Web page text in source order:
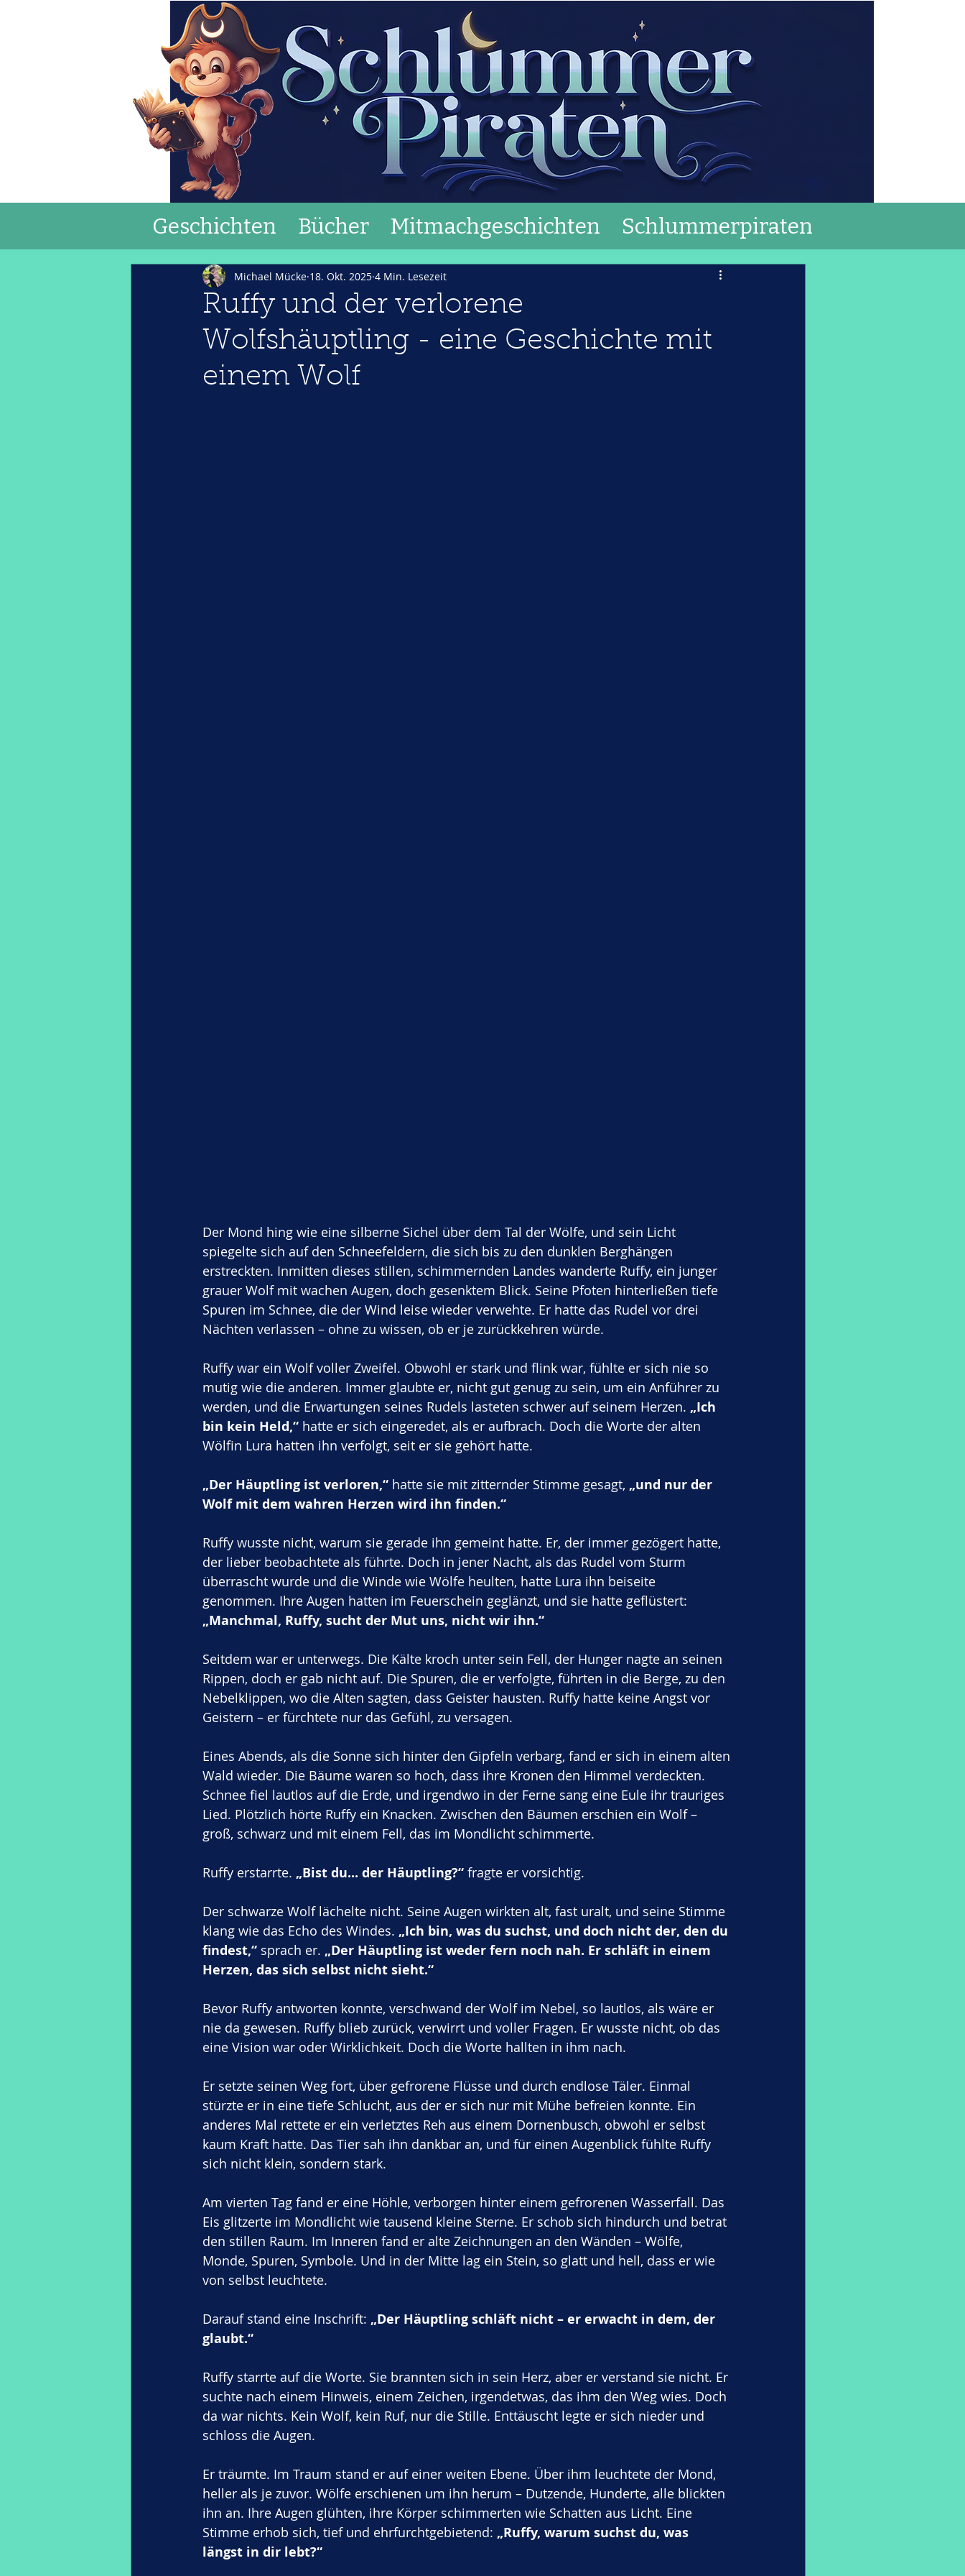
Geschichten Bücher Mitmachgeschichten Schlummerpiraten
Ruffy und der verlorene
Wolfshäuptling - eine Geschichte mit
einem Wolf
Michael Mücke 18. Okt. 2025 4 Min. Lesezeit
Der Mond hing wie eine silberne Sichel über dem Tal der Wölfe, und sein Licht
spiegelte sich auf den Schneefeldern, die sich bis zu den dunklen Berghängen
erstreckten. Inmitten dieses stillen, schimmernden Landes wanderte Ruffy, ein junger
grauer Wolf mit wachen Augen, doch gesenktem Blick. Seine Pfoten hinterließen tiefe
Spuren im Schnee, die der Wind leise wieder verwehte. Er hatte das Rudel vor drei
Nächten verlassen – ohne zu wissen, ob er je zurückkehren würde.
Ruffy war ein Wolf voller Zweifel. Obwohl er stark und flink war, fühlte er sich nie so
mutig wie die anderen. Immer glaubte er, nicht gut genug zu sein, um ein Anführer zu
werden, und die Erwartungen seines Rudels lasteten schwer auf seinem Herzen. „Ich
bin kein Held,“ hatte er sich eingeredet, als er aufbrach. Doch die Worte der alten
Wölfin Lura hatten ihn verfolgt, seit er sie gehört hatte.
„Der Häuptling ist verloren,“ hatte sie mit zitternder Stimme gesagt, „und nur der
Wolf mit dem wahren Herzen wird ihn finden.“
Ruffy wusste nicht, warum sie gerade ihn gemeint hatte. Er, der immer gezögert hatte,
der lieber beobachtete als führte. Doch in jener Nacht, als das Rudel vom Sturm
überrascht wurde und die Winde wie Wölfe heulten, hatte Lura ihn beiseite
genommen. Ihre Augen hatten im Feuerschein geglänzt, und sie hatte geflüstert:
„Manchmal, Ruffy, sucht der Mut uns, nicht wir ihn.“
Seitdem war er unterwegs. Die Kälte kroch unter sein Fell, der Hunger nagte an seinen
Rippen, doch er gab nicht auf. Die Spuren, die er verfolgte, führten in die Berge, zu den
Nebelklippen, wo die Alten sagten, dass Geister hausten. Ruffy hatte keine Angst vor
Geistern – er fürchtete nur das Gefühl, zu versagen.
Eines Abends, als die Sonne sich hinter den Gipfeln verbarg, fand er sich in einem alten
Wald wieder. Die Bäume waren so hoch, dass ihre Kronen den Himmel verdeckten.
Schnee fiel lautlos auf die Erde, und irgendwo in der Ferne sang eine Eule ihr trauriges
Lied. Plötzlich hörte Ruffy ein Knacken. Zwischen den Bäumen erschien ein Wolf –
groß, schwarz und mit einem Fell, das im Mondlicht schimmerte.
Ruffy erstarrte. „Bist du... der Häuptling?“ fragte er vorsichtig.
Der schwarze Wolf lächelte nicht. Seine Augen wirkten alt, fast uralt, und seine Stimme
klang wie das Echo des Windes. „Ich bin, was du suchst, und doch nicht der, den du
findest,“ sprach er. „Der Häuptling ist weder fern noch nah. Er schläft in einem
Herzen, das sich selbst nicht sieht.“
Bevor Ruffy antworten konnte, verschwand der Wolf im Nebel, so lautlos, als wäre er
nie da gewesen. Ruffy blieb zurück, verwirrt und voller Fragen. Er wusste nicht, ob das
eine Vision war oder Wirklichkeit. Doch die Worte hallten in ihm nach.
Er setzte seinen Weg fort, über gefrorene Flüsse und durch endlose Täler. Einmal
stürzte er in eine tiefe Schlucht, aus der er sich nur mit Mühe befreien konnte. Ein
anderes Mal rettete er ein verletztes Reh aus einem Dornenbusch, obwohl er selbst
kaum Kraft hatte. Das Tier sah ihn dankbar an, und für einen Augenblick fühlte Ruffy
sich nicht klein, sondern stark.
Am vierten Tag fand er eine Höhle, verborgen hinter einem gefrorenen Wasserfall. Das
Eis glitzerte im Mondlicht wie tausend kleine Sterne. Er schob sich hindurch und betrat
den stillen Raum. Im Inneren fand er alte Zeichnungen an den Wänden – Wölfe,
Monde, Spuren, Symbole. Und in der Mitte lag ein Stein, so glatt und hell, dass er wie
von selbst leuchtete.
Darauf stand eine Inschrift: „Der Häuptling schläft nicht – er erwacht in dem, der
glaubt.“
Ruffy starrte auf die Worte. Sie brannten sich in sein Herz, aber er verstand sie nicht. Er
suchte nach einem Hinweis, einem Zeichen, irgendetwas, das ihm den Weg wies. Doch
da war nichts. Kein Wolf, kein Ruf, nur die Stille. Enttäuscht legte er sich nieder und
schloss die Augen.
Er träumte. Im Traum stand er auf einer weiten Ebene. Über ihm leuchtete der Mond,
heller als je zuvor. Wölfe erschienen um ihn herum – Dutzende, Hunderte, alle blickten
ihn an. Ihre Augen glühten, ihre Körper schimmerten wie Schatten aus Licht. Eine
Stimme erhob sich, tief und ehrfurchtgebietend: „Ruffy, warum suchst du, was
längst in dir lebt?“